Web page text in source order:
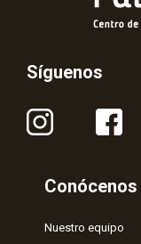
Síguenos
Conócenos
Nuestro equipo